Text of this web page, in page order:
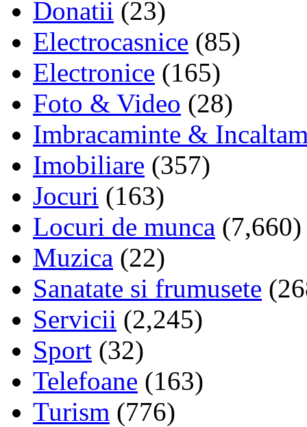
Donatii (23)
Electrocasnice (85)
Electronice (165)
Foto & Video (28)
Imbracaminte &
Imobiliare (357)
Jocuri (163)
Locuri de munca (7,660)
Muzica (22)
Sanatate si frumusete
Servicii (2,245)
Sport (32)
Telefoane (163)
Turism (776)